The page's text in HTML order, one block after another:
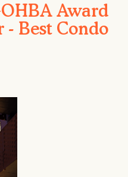
Award
Best Condo